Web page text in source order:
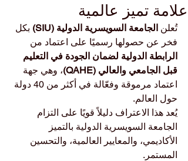
علامة تميز عالمية
تُعلن الجامعة السويسرية الدولية (SIU)
بكل
فخر عن حصولها رسميًا على اعتماد من
الرابطة الدولية لضمان الجودة في التعليم
قبل الجامعي والعالي (QAHE)
، وهي جهة
اعتماد مرموقة وفعّالة في أكثر من 40 دولة
حول العالم.
يُعد هذا الاعتراف دليلاً قويًا على التزام
الجامعة السويسرية الدولية بالتميز
الأكاديمي، والمعايير العالمية، والتحسين
المستمر.